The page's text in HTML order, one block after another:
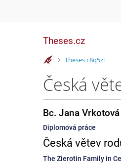
Theses.cz
>
Theses c8q5zi
Česká
Bc. Jana Vrkotová
Diplomová práce
Česká větev
The Zierotin Family in